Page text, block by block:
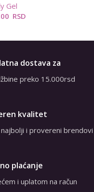
Gel
RSD
dostava za
preko 15.000rsd
kvalitet
i provereni brendovi
plaćanje
i uplatom na račun